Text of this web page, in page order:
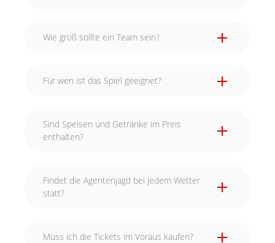
Wie groß sollte ein Team sein?
Für wen ist das Spiel geeignet?
Sind Speisen und Getränke im Preis
enthalten?
Findet die Agentenjagd bei jedem Wetter
statt?
Muss ich die Tickets im Voraus kaufen?